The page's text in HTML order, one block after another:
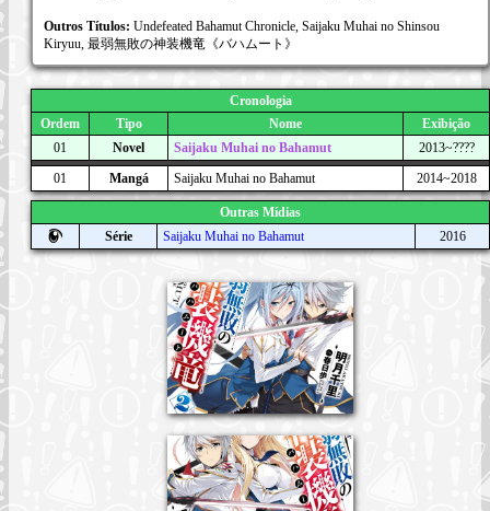
Outros Títulos: Undefeated Bahamut Chronicle, Saijaku Muhai no Shinsou
Kiryuu, 最弱無敗の神装機竜《バハムート》
Cronologia
Ordem
Tipo Nome
Exibição
01
Novel Saijaku Muhai no Bahamut
2013~????
01
Mangá Saijaku Muhai no Bahamut 2014~2018
Outras Mídias
Série
Saijaku Muhai no Bahamut 2016